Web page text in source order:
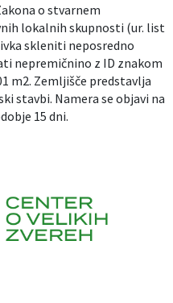
o stvarnem
lokalnih skupnosti (ur. list
skleniti neposredno
nepremičnino z ID znakom
m2. Zemljišče predstavlja
stavbi. Namera se objavi na
15 dni.
inž.